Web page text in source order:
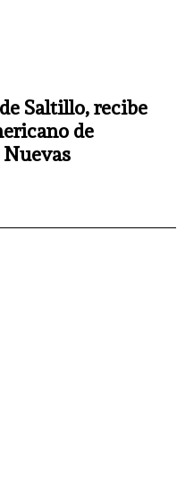
Saltillo, recibe
de